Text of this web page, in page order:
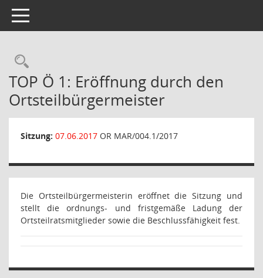
Toggle navigation
Rechercheauswahl
TOP Ö 1: Eröffnung durch den
Ortsteilbürgermeister
Sitzung: 07.06.2017 OR MAR/004.1/2017
Die Ortsteilbürgermeisterin eröffnet die Sitzung und
stellt die ordnungs- und fristgemäße Ladung der
Ortsteilratsmitglieder sowie die Beschlussfähigkeit fest.